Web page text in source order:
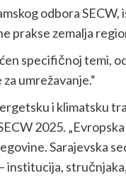
odbora SECW,
prakse zemalja
specifičnoj temi,
umrežavanje.“
i klimatsku
2025.
Sarajevska